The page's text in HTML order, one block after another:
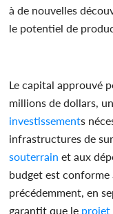
à de nouvelles
le potentiel de
Le capital approuvé
millions de dollars,
investissements
infrastructures de
souterrain et aux
budget est
précédemment, en
garantit que le projet